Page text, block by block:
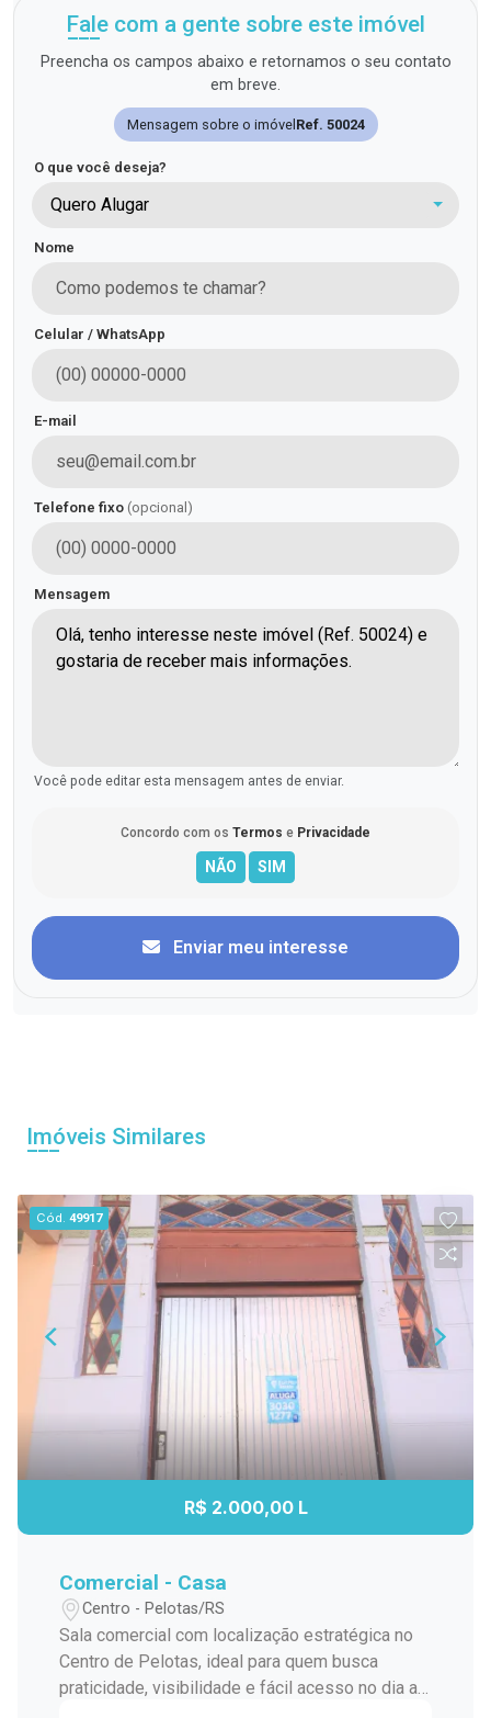
Fale com a gente sobre este imóvel
Preencha os campos abaixo e retornamos o seu contato
em breve.
Mensagem sobre o imóvelRef. 50024
O que você deseja?
Quero Alugar
Nome
Celular / WhatsApp
E-mail
Telefone fixo (opcional)
Mensagem
Você pode editar esta mensagem antes de enviar.
Concordo com os Termos e Privacidade
Enviar meu interesse
Imóveis Similares
Cód.49917
R$ 2.000,00 L
Comercial - Casa
Centro - Pelotas/RS
Sala comercial com localização estratégica no
Centro de Pelotas, ideal para quem busca
praticidade, visibilidade e fácil acesso no dia a